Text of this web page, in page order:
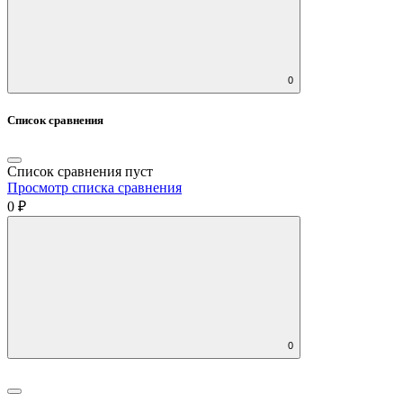
0
Список сравнения
Список сравнения пуст
Просмотр списка сравнения
0 ₽
0